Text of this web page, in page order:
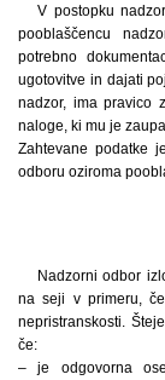
V postopku
pooblaščencu
potrebno
ugotovitve in dajati
nadzor, ima pravico
naloge, ki mu je
Zahtevane podatke
odboru oziroma
Nadzorni odbor
na seji v primeru,
nepristranskosti.
če:
– je odgovorna